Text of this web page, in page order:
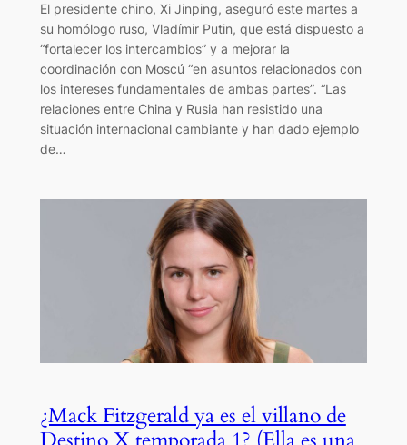
El presidente chino, Xi Jinping, aseguró este martes a
su homólogo ruso, Vladímir Putin, que está dispuesto a
“fortalecer los intercambios” y a mejorar la
coordinación con Moscú “en asuntos relacionados con
los intereses fundamentales de ambas partes”. “Las
relaciones entre China y Rusia han resistido una
situación internacional cambiante y han dado ejemplo
de…
¿Mack Fitzgerald ya es el villano de